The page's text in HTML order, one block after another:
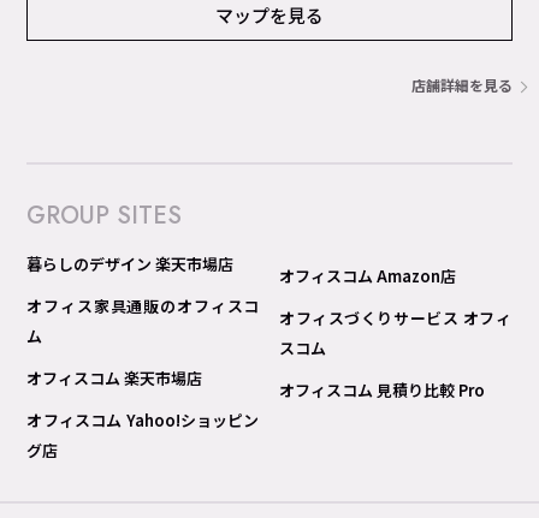
マップを見る
店舗詳細を見る
GROUP SITES
暮らしのデザイン 楽天市場店
オフィス家具通販のオフィスコ
ム
オフィスコム 楽天市場店
オフィスコム Yahoo!ショッピン
グ店
オフィスコム Amazon店
オフィスづくりサービス オフィ
スコム
オフィスコム 見積り比較 Pro